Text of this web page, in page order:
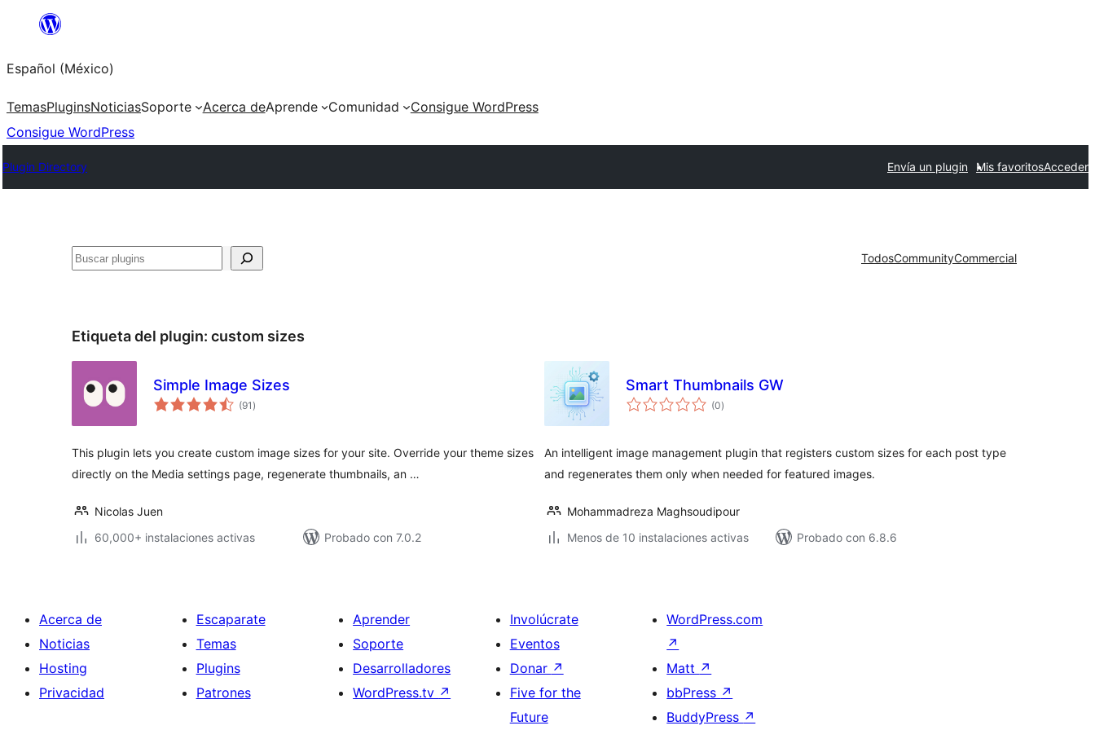
Saltar
contenido
Español (México)
TemasPluginsNoticiasSoporte Acerca deAprende Comunidad
Consigue WordPress
Consigue WordPress
Plugin Directory Envía un plugin Mis favoritosAcceder
Buscar TodosCommunityCommercial
Etiqueta del plugin: custom sizes
Simple Image Sizes
(91 total
de
)
This plugin lets you create custom image sizes for your site. Override your theme sizes
directly on the Media settings page, regenerate thumbnails, an …
Nicolas Juen
60,000+ instalaciones activas
Probado con 7.0.2
Smart Thumbnails GW
(0total
de
)
An intelligent image management plugin that registers custom sizes for each post type
and regenerates them only when needed for featured images.
Mohammadreza Maghsoudipour
Menos de 10 instalaciones activas
Probado con 6.8.6
Acerca de
Noticias
Hosting
Privacidad
Escaparate
Temas
Plugins
Patrones
Aprender
Soporte
Desarrolladores
WordPress.tv ↗
Involúcrate
Eventos
Donar ↗
Five for the
Future
WordPress.com
↗
Matt ↗
bbPress ↗
BuddyPress ↗